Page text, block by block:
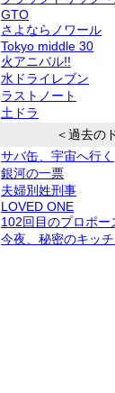
GTO
さよならノワール
Tokyo middle 30
火アニバル!!
水ドライレブン
ラストノート
土ドラ
＜過去の
サバ缶、宇宙へ行く
銀河の一票
夫婦別姓刑事
LOVED ONE
102回目のプロポー
今夜、秘密のキッ